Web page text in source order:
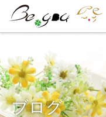
ブログ